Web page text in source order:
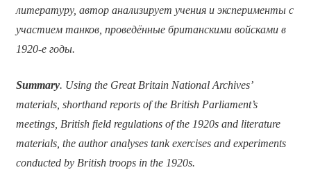
литературу, автор анализирует учения и эксперименты с
участием танков, проведённые британскими войсками в
1920-е годы.
Summary. Using the Great Britain National Archives’
materials, shorthand reports of the British Parliament’s
meetings, British field regulations of the 1920s and literature
materials, the author analyses tank exercises and experiments
conducted by British troops in the 1920s.